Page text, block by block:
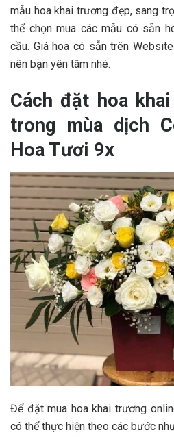
mẫu hoa khai trương đẹp, sang
thể chọn mua các mẫu có sẵn
cầu. Giá hoa có sẵn trên
nên bạn yên tâm nhé.
Cách đặt hoa
trong mùa dịch
Hoa Tươi 9x
Để đặt mua hoa khai trương
có thể thực hiện theo các bước